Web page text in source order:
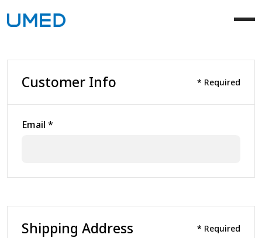
Customer Info * Required
Email *
Shipping Address * Required